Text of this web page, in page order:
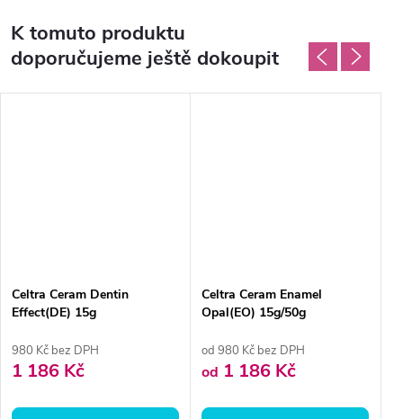
K tomuto produktu
doporučujeme ještě dokoupit
Celtra Ceram Dentin
Effect(DE) 15g
980 Kč bez DPH
1 186 Kč
Celtra Ceram Enamel
Opal(EO) 15g/50g
od 980 Kč bez DPH
od 1 186 Kč